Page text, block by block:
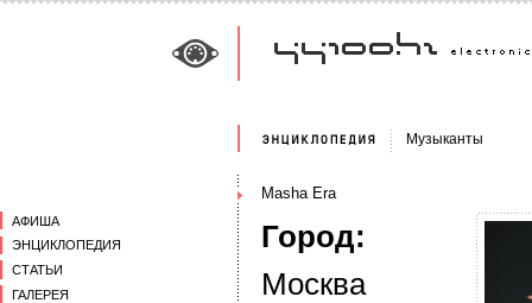
АФИША
ЭНЦИКЛОПЕДИЯ
СТАТЬИ
ГАЛЕРЕЯ
Музыканты
Masha Era
Город:
Москва